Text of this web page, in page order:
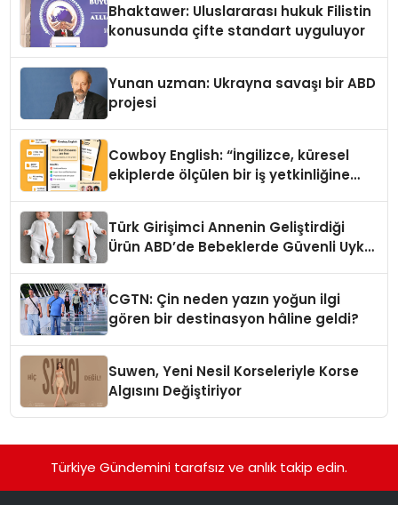
Bhaktawer: Uluslararası hukuk Filistin
konusunda çifte standart uyguluyor
Yunan uzman: Ukrayna savaşı bir ABD
projesi
Cowboy English: “İngilizce, küresel
ekiplerde ölçülen bir iş yetkinliğine
Türk Girişimci Annenin Geliştirdiği
Ürün ABD’de Bebeklerde Güvenli Uyku
CGTN: Çin neden yazın yoğun ilgi
gören bir destinasyon hâline geldi?
Suwen, Yeni Nesil Korseleriyle Korse
Algısını Değiştiriyor
Türkiye Gündemini tarafsız ve anlık takip edin.